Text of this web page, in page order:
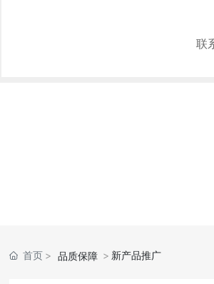
联
首页 品质保障 新产品推广